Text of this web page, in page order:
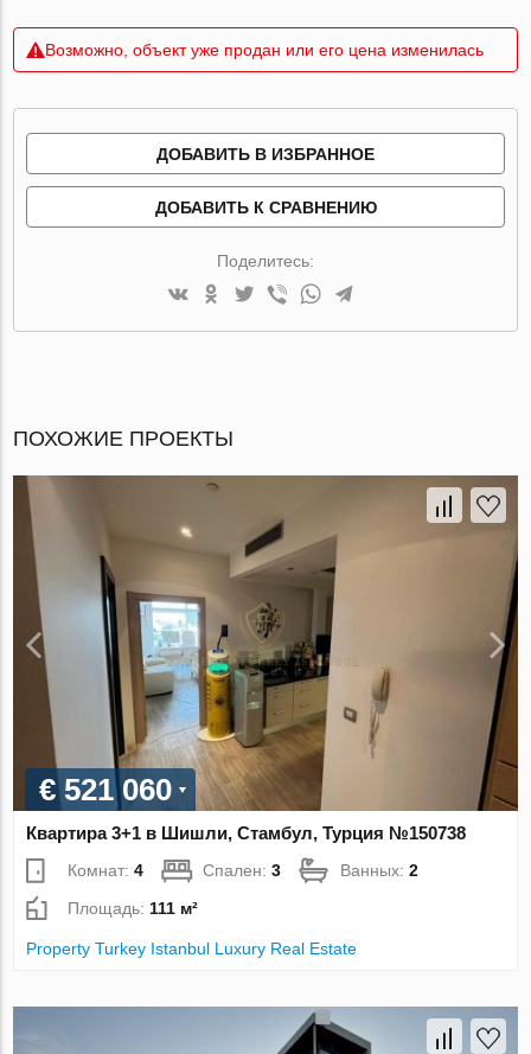
Возможно, объект уже продан или его цена изменилась
ДОБАВИТЬ В ИЗБРАННОЕ
ДОБАВИТЬ К СРАВНЕНИЮ
Поделитесь:
ПОХОЖИЕ ПРОЕКТЫ
€ 521 060
Квартира 3+1 в Шишли, Стамбул, Турция №150738
Комнат:4 Спален:3 Ванных:2
Площадь:111 м²
Property Turkey Istanbul Luxury Real Estate